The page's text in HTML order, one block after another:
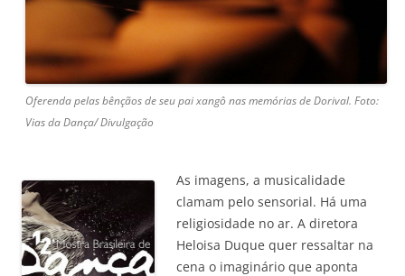
Oferenda pelas bênçãos de seu pai xangô nas memórias de Dorival. Foto:
Vias da Dança/ Divulgação
As imagens, a musicalidade
clamam pelo sensorial. Há uma
religiosidade no ar. A diretora
Heloisa Duque quer ressaltar na
cena o imaginário que aponta